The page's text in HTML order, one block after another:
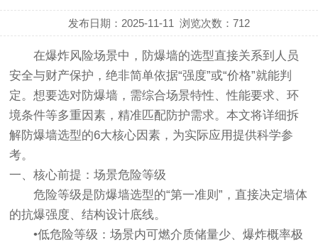
发布日期：2025-11-11 浏览次数：712
在爆炸风险场景中，防爆墙的选型直接关系到人员
安全与财产保护，绝非简单依据“强度”或“价格”就能判
定。想要选对防爆墙，需综合场景特性、性能要求、环
境条件等多重因素，精准匹配防护需求。本文将详细拆
解防爆墙选型的6大核心因素，为实际应用提供科学参
考。
一、核心前提：场景危险等级
危险等级是防爆墙选型的“第一准则”，直接决定墙体
的抗爆强度、结构设计底线。
•低危险等级：场景内可燃介质储量少、爆炸概率极